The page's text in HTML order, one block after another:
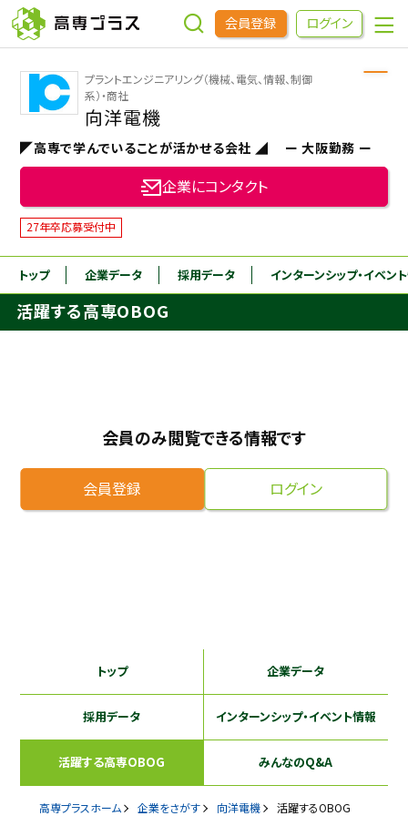
会員登録 ログイン
企業をさがす
進学先をさがす
インターンシップ・イベントをさがす
高専OBOGをさがす
高専プラスセミナー
本科5年生・専攻科2年生向け 採用継続中の企業特集
まで
プラントエンジニアリング（機械、電気、情報、制御
系）・商社
向洋電機
◤高専で学んでいることが活かせる会社 ◢ ー 大阪勤務 ー
企業にコンタクト
27年卒応募受付中
トップ 企業データ 採用データ インターンシップ・イベン
活躍する高専OBOG
会員のみ閲覧できる情報です
会員登録 ログイン
トップ 企業データ
採用データ インターンシップ・イベント情報
活躍する高専OBOG みんなのQ&A
高専プラスホーム 企業をさがす 向洋電機 活躍するOBOG